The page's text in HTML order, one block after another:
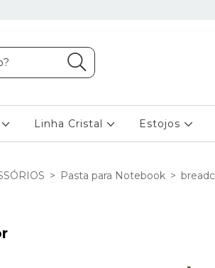
Linha Cristal Estojos
> Pasta para Notebook >